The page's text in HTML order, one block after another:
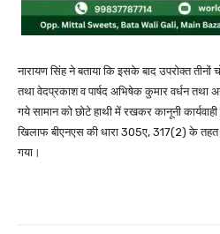
नारायण सिंह ने बताया कि इसके बाद उपरोक्त तीनों
तथा वेदप्रकाश व पार्षद अभिषेक कुमार वर्धन तथा
गये सामान को छोटे हाथी में रखकर कानूनी
खिलाफ बीएनएस की धारा 305ए, 317(2) के तहत
गया।